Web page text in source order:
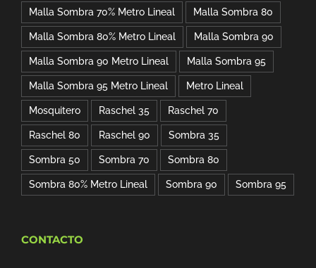
Malla Sombra 70% Metro Lineal Malla Sombra 80
Malla Sombra 80% Metro Lineal Malla Sombra 90
Malla Sombra 90 Metro Lineal Malla Sombra 95
Malla Sombra 95 Metro Lineal Metro Lineal
Mosquitero Raschel 35 Raschel 70
Raschel 80 Raschel 90 Sombra 35
Sombra 50 Sombra 70 Sombra 80
Sombra 80% Metro Lineal Sombra 90 Sombra 95
CONTACTO